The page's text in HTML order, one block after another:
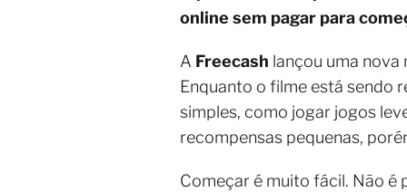
online sem pagar para
A Freecash lançou uma nova
Enquanto o filme está sendo
simples, como jogar jogos
recompensas pequenas,
Começar é muito fácil. Não é